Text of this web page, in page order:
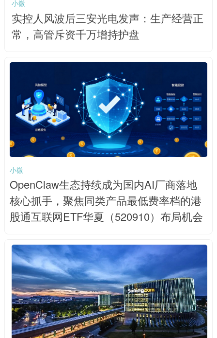
小微
实控人风波后三安光电发声：生产经营正
常，高管斥资千万增持护盘
小微
OpenClaw生态持续成为国内AI厂商落地
核心抓手，聚焦同类产品最低费率档的港
股通互联网ETF华夏（520910）布局机会